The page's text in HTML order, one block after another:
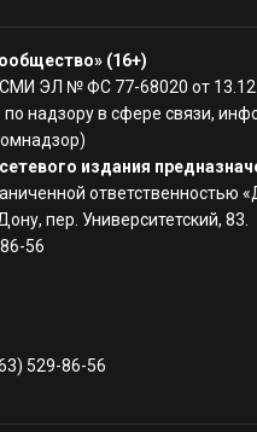
(16+)
СМИ ЭЛ № ФС 77-68020 от
надзору в сфере связи,
издания
ответственностью
пер. Университетский, 83.
56
529-86-56